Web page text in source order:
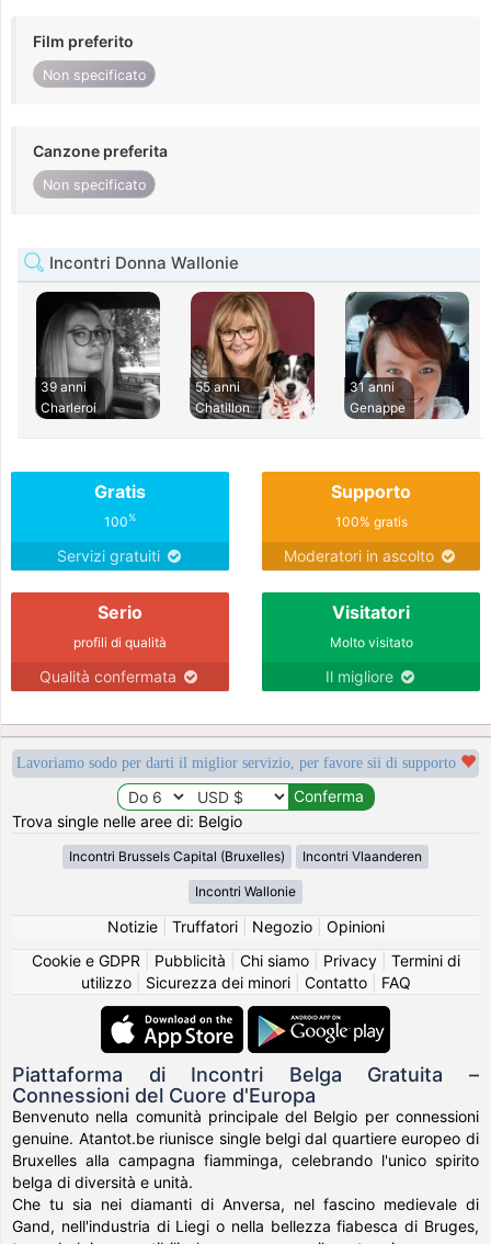
Film preferito
Non specificato
Canzone preferita
Non specificato
Incontri Donna Wallonie
39 anni
Charleroi
55 anni
Chatillon
31 anni
Genappe
Gratis
100%
Servizi gratuiti
Supporto
100% gratis
Moderatori in ascolto
Serio
profili di qualità
Qualità confermata
Visitatori
Molto visitato
Il migliore
Lavoriamo sodo per darti il miglior servizio, per favore sii di supporto
Trova single nelle aree di: Belgio
Incontri Brussels Capital (Bruxelles) Incontri Vlaanderen
Incontri Wallonie
Notizie| Truffatori| Negozio| Opinioni
Cookie e GDPR
Pubblicità Chi siamo| Privacy| Termini di
utilizzo| Sicurezza dei minori| Contatto| FAQ
Piattaforma di Incontri Belga Gratuita –
Connessioni del Cuore d'Europa
Benvenuto nella comunità principale del Belgio per connessioni
genuine. Atantot.be riunisce single belgi dal quartiere europeo di
Bruxelles alla campagna fiamminga, celebrando l'unico spirito
belga di diversità e unità.
Che tu sia nei diamanti di Anversa, nel fascino medievale di
Gand, nell'industria di Liegi o nella bellezza fiabesca di Bruges,